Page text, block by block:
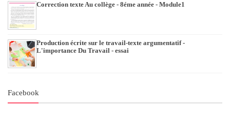
Correction texte Au collège - 8éme année - Module1
Production écrite sur le travail-texte argumentatif -
L'importance Du Travail - essai
Facebook